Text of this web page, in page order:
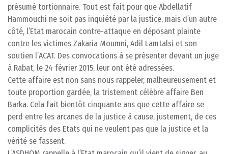
présumé tortionnaire. Tout est fait pour que Abdellatif
Hammouchi ne soit pas inquiété par la justice, mais d’un autre
côté, l’Etat marocain contre-attaque en déposant plainte
contre les victimes Zakaria Moumni, Adil Lamtalsi et son
soutien l’ACAT. Des convocations à se présenter devant un juge
à Rabat, le 24 février 2015, leur ont été adressées.
Cette affaire est non sans nous rappeler, malheureusement et
toute proportion gardée, la tristement célèbre affaire Ben
Barka. Cela fait bientôt cinquante ans que cette affaire se
perd entre les arcanes de la justice à cause, justement, de ces
complicités des Etats qui ne veulent pas que la justice et la
vérité se fassent.